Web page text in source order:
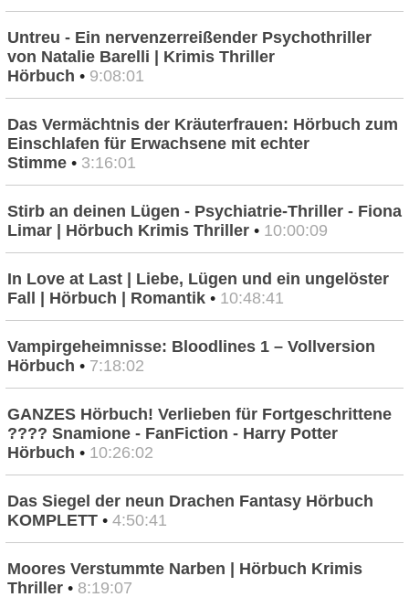
Untreu - Ein nervenzerreißender Psychothriller
von Natalie Barelli | Krimis Thriller
Hörbuch • 9:08:01
Das Vermächtnis der Kräuterfrauen: Hörbuch zum
Einschlafen für Erwachsene mit echter
Stimme • 3:16:01
Stirb an deinen Lügen - Psychiatrie-Thriller - Fiona
Limar | Hörbuch Krimis Thriller • 10:00:09
In Love at Last | Liebe, Lügen und ein ungelöster
Fall | Hörbuch | Romantik • 10:48:41
Vampirgeheimnisse: Bloodlines 1 – Vollversion
Hörbuch • 7:18:02
GANZES Hörbuch! Verlieben für Fortgeschrittene
???? Snamione - FanFiction - Harry Potter
Hörbuch • 10:26:02
Das Siegel der neun Drachen Fantasy Hörbuch
KOMPLETT • 4:50:41
Moores Verstummte Narben | Hörbuch Krimis
Thriller • 8:19:07